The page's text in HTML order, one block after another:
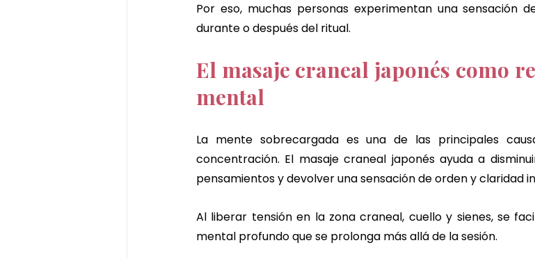
Por eso, muchas personas experimentan una sensación
durante o después del ritual.
El masaje craneal japonés como
mental
La mente sobrecargada es una de las principales
concentración. El masaje craneal japonés ayuda a
pensamientos y devolver una sensación de orden y claridad
Al liberar tensión en la zona craneal, cuello y sienes, se
mental profundo que se prolonga más allá de la sesión.